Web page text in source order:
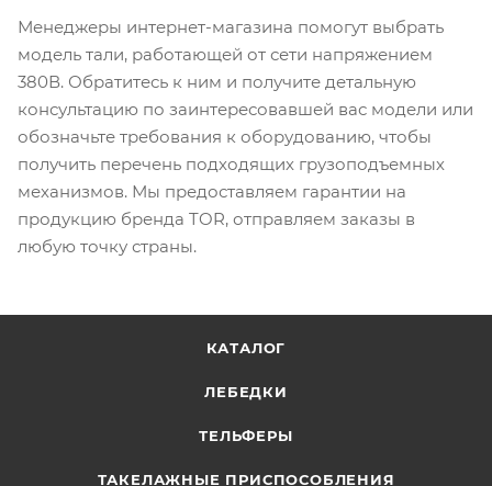
Менеджеры интернет-магазина помогут выбрать
модель тали, работающей от сети напряжением
380В. Обратитесь к ним и получите детальную
консультацию по заинтересовавшей вас модели или
обозначьте требования к оборудованию, чтобы
получить перечень подходящих грузоподъемных
механизмов. Мы предоставляем гарантии на
продукцию бренда TOR, отправляем заказы в
любую точку страны.
КАТАЛОГ
ЛЕБЕДКИ
ТЕЛЬФЕРЫ
ТАКЕЛАЖНЫЕ ПРИСПОСОБЛЕНИЯ